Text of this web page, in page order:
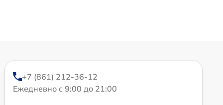
+7 (861) 212-36-12
Ежедневно с 9:00 до 21:00